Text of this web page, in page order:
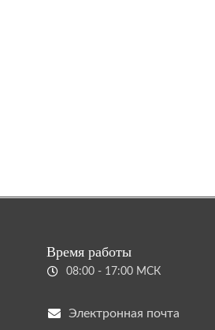
Время работы
08:00 - 17:00 МСК
Электронная почта